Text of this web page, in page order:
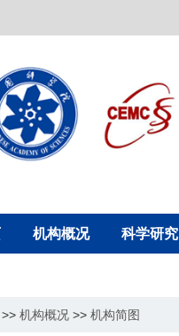
机构概况 科学研究
>>机构概况 >>机构简图